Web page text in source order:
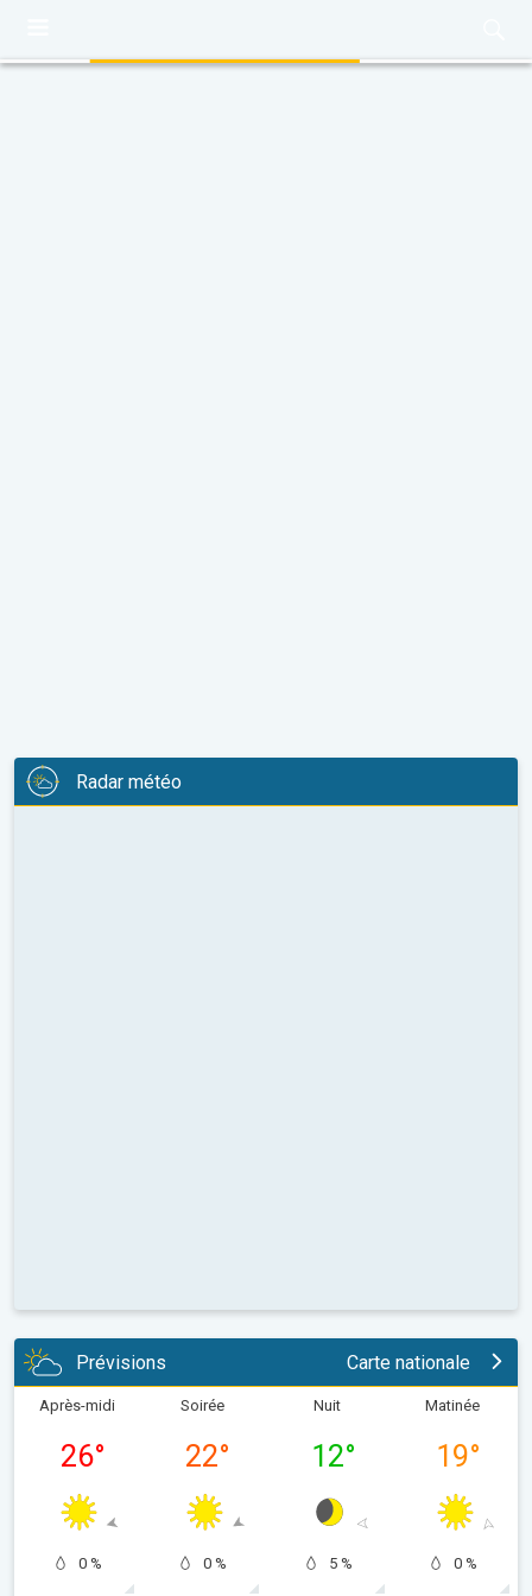
Radar météo
Prévisions Carte nationale
Après-midi
26°
0 %
Soirée
22°
0 %
Nuit
12°
5 %
Matinée
19°
0 %